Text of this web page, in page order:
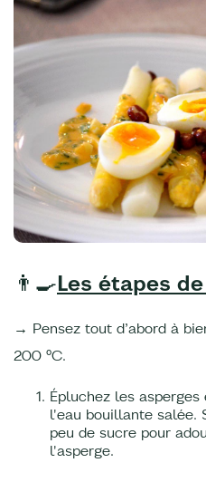
👨‍🍳Les étapes
→ Pensez tout d’abord à
200 °C.
Épluchez les
l'eau bouillante salée.
peu de sucre pour
l'asperge.